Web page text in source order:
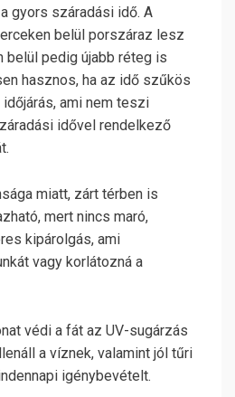
gyors száradási idő. A
belül porszáraz lesz
belül pedig újabb réteg is
hasznos, ha az idő szűkös
ami nem teszi
idővel rendelkező
miatt, zárt térben is
mert nincs maró,
kipárolgás, ami
vagy korlátozná a
védi a fát az UV-sugárzás
a víznek, valamint jól tűri
igénybevételt.